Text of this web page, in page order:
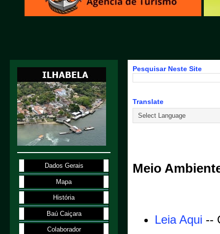
Pesquisar Neste Site
Translate
Meio
Leia Aqui --
Dados Gerais
Mapa
História
Baú Caiçara
Colaborador